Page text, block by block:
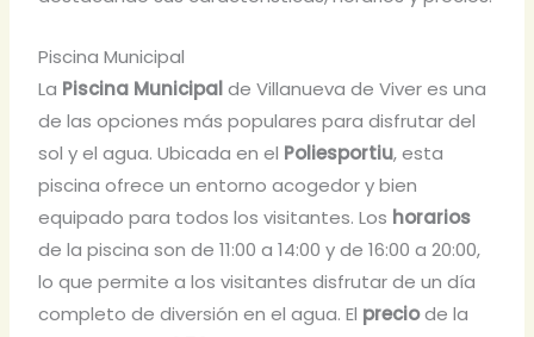
Piscina Municipal
La Piscina Municipalde Villanueva de Viver es una
de las opciones más populares para disfrutar del
sol y el agua. Ubicada en el Poliesportiu, esta
piscina ofrece un entorno acogedor y bien
equipado para todos los visitantes. Los horarios
de la piscina son de 11:00 a 14:00 y de 16:00 a 20:00,
lo que permite a los visitantes disfrutar de un día
completo de diversión en el agua. El preciode la